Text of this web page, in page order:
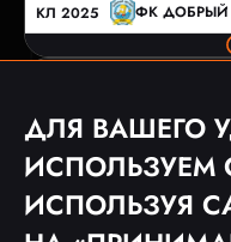
КЛ 2025
ФК ДОБРЫЙ
ДАТА
07.09.25
КЛ
30.08.25
КЛ
ДЛЯ ВАШЕГО
ИСПОЛЬЗУЕМ
ИСПОЛЬЗУЯ